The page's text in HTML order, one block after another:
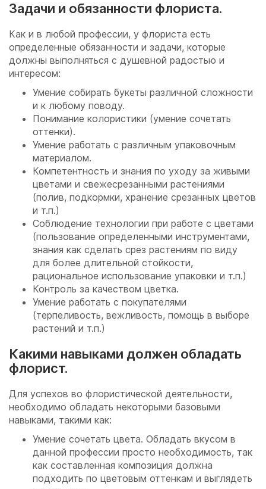
Задачи и обязанности флориста.
Как и в любой профессии, у флориста есть
определенные обязанности и задачи, которые
должны выполняться с душевной радостью и
интересом:
Умение собирать букеты различной сложности
и к любому поводу.
Понимание колористики (умение сочетать
оттенки).
Умение работать с различным упаковочным
материалом.
Компетентность и знания по уходу за живыми
цветами и свежесрезанными растениями
(полив, подкормки, хранение срезанных цветов
и т.п.)
Соблюдение технологии при работе с цветами
(пользование определенными инструментами,
знания как сделать срез растениям по виду
для более длительной стойкости,
рациональное использование упаковки и т.п.)
Контроль за качеством цветка.
Умение работать с покупателями
(терпеливость, вежливость, помощь в выборе
растений и т.п.)
Какими навыками должен обладать
флорист.
Для успехов во флористической деятельности,
необходимо обладать некоторыми базовыми
навыками, такими как:
Умение сочетать цвета. Обладать вкусом в
данной профессии просто необходимость, так
как составленная композиция должна
подходить по цветовым оттенкам и выглядеть